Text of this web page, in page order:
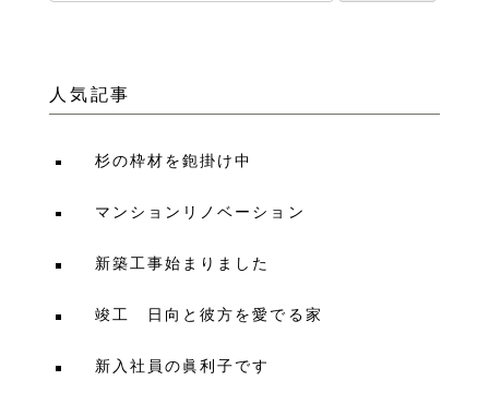
人気記事
杉の枠材を鉋掛け中
マンションリノベーション
新築工事始まりました
竣工 日向と彼方を愛でる家
新入社員の眞利子です